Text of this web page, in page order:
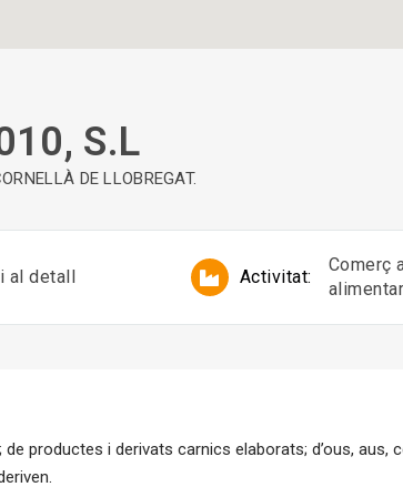
S.L
DE LLOBREGAT.
detall Activitat:
Comerç
productes i derivats carnics elaborats; d’ous, aus,